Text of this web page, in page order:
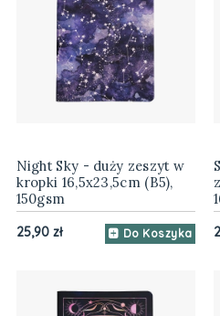
Night Sky - duży zeszyt w
kropki 16,5x23,5cm (B5),
150gsm
25,90 zł Do Koszyka